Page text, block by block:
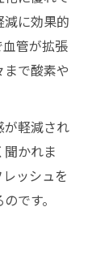
を満喫
由
探る
ュ効果
向
由
解説
に効果的
管が拡張
で酸素や
が軽減され
かれま
ッシュを
です。